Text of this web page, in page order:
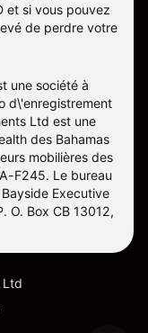
et si vous pouvez
de perdre votre
une société à
d\'enregistrement
Ltd est une
des Bahamas
mobilières des
F245. Le bureau
Executive
O. Box CB 13012,
Ltd